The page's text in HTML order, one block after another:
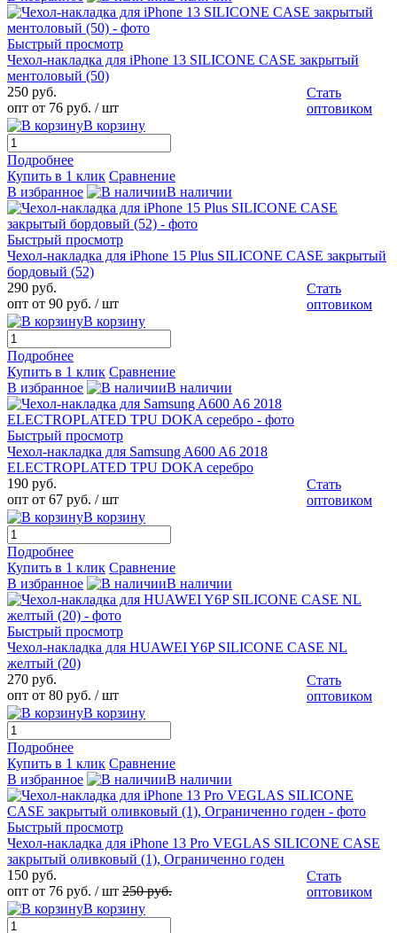
Быстрый просмотр
Чехол-накладка для iPhone 13 SILICONE CASE закрытый
ментоловый (50)
250 руб.
опт от 76 руб. / шт
Стать
оптовиком
В корзину
Подробнее
Купить в 1 клик Сравнение
В избранное
В наличии
Быстрый просмотр
Чехол-накладка для iPhone 15 Plus SILICONE CASE закрытый
бордовый (52)
290 руб.
опт от 90 руб. / шт
Стать
оптовиком
В корзину
Подробнее
Купить в 1 клик Сравнение
В избранное
В наличии
Быстрый просмотр
Чехол-накладка для Samsung A600 A6 2018
ELECTROPLATED TPU DOKA серебро
190 руб.
опт от 67 руб. / шт
Стать
оптовиком
В корзину
Подробнее
Купить в 1 клик Сравнение
В избранное
В наличии
Быстрый просмотр
Чехол-накладка для HUAWEI Y6P SILICONE CASE NL
желтый (20)
270 руб.
опт от 80 руб. / шт
Стать
оптовиком
В корзину
Подробнее
Купить в 1 клик Сравнение
В избранное
В наличии
Быстрый просмотр
Чехол-накладка для iPhone 13 Pro VEGLAS SILICONE CASE
закрытый оливковый (1), Ограниченно годен
150 руб.
опт от 76 руб. / шт 250 руб.
Стать
оптовиком
В корзину